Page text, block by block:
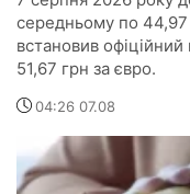
середньому по
встановив
51,67 грн за євро.
04:26 07.08